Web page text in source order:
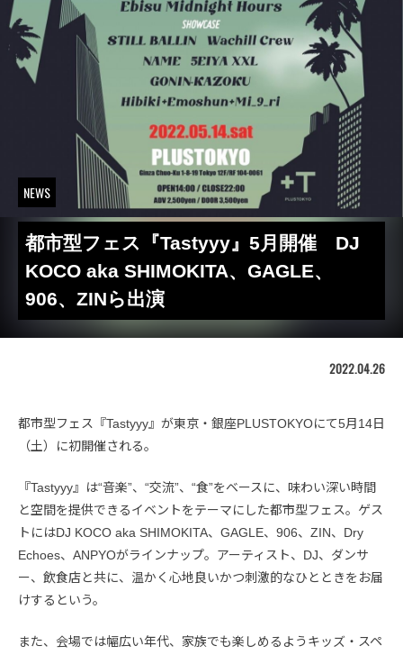
NEWS
都市型フェス『Tastyyy』5月開催 DJ
KOCO aka SHIMOKITA、GAGLE、
906、ZINら出演
2022.04.26
都市型フェス『Tastyyy』が東京・銀座PLUSTOKYOにて5月14日
（土）に初開催される。
『Tastyyy』は“音楽”、“交流”、“食”をベースに、味わい深い時間
と空間を提供できるイベントをテーマにした都市型フェス。ゲス
トにはDJ KOCO aka SHIMOKITA、GAGLE、906、ZIN、Dry
Echoes、ANPYOがラインナップ。アーティスト、DJ、ダンサ
ー、飲食店と共に、温かく心地良いかつ刺激的なひとときをお届
けするという。
また、会場では幅広い年代、家族でも楽しめるようキッズ・スペ